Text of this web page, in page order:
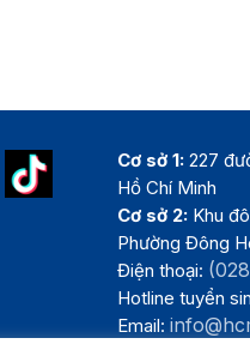
Cơ sở 1: 227
Hồ Chí Minh
Cơ sở 2: Khu
Phường Đông
Điện thoại:
Hotline tuyển
Email: